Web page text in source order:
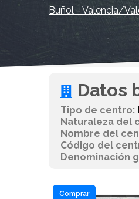
Buñol - Valencia/
Datos
Tipo de centro:
Naturaleza del
Nombre del
Código del
Denominación
Comprar